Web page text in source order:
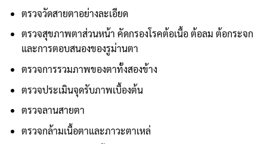
ตรวจวัดสายตาอย่างละเอียด
ตรวจสุขภาพตาส่วนหน้า คัดกรองโรคต้อเนื้อ ต้อลม ต้อกระจก
และการตอบสนองของรูม่านตา
ตรวจการรวมภาพของตาทั้งสองข้าง
ตรวจประเมินจุดรับภาพเบื้องต้น
ตรวจลานสายตา
ตรวจกล้ามเนื้อตาและภาวะตาเหล่